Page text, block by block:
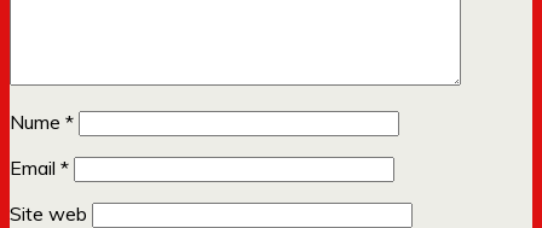
Nume *
Email *
Site web